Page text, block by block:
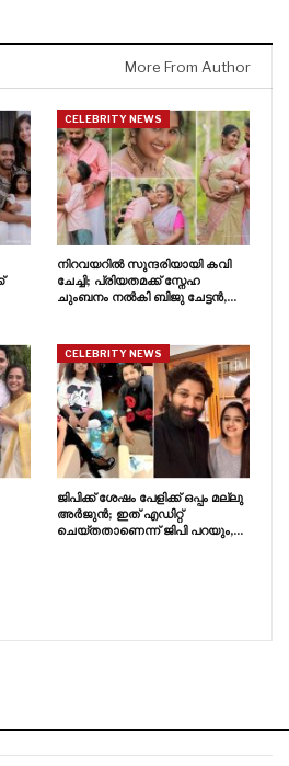
More From Author
CELEBRITY NEWS
നിറവയറിൽ സുന്ദരിയായി കവി
ചേച്ചി; പ്രിയതമക്ക് സ്നേഹ
ചുംബനം നൽകി ബിജു ചേട്ടൻ,…
CELEBRITY NEWS
ജിപിക്ക് ശേഷം പേളിക്ക് ഒപ്പം മല്ലു
അർജുൻ; ഇത് എഡിറ്റ്
ചെയ്തതാണെന്ന് ജിപി പറയും,…